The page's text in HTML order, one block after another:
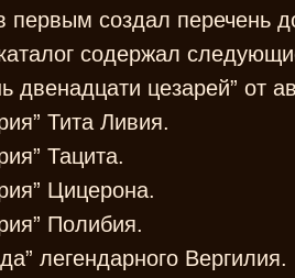
первым создал перечень
содержал
двенадцати цезарей” от
Тита Ливия.
Тацита.
Цицерона.
Полибия.
легендарного Вергилия.